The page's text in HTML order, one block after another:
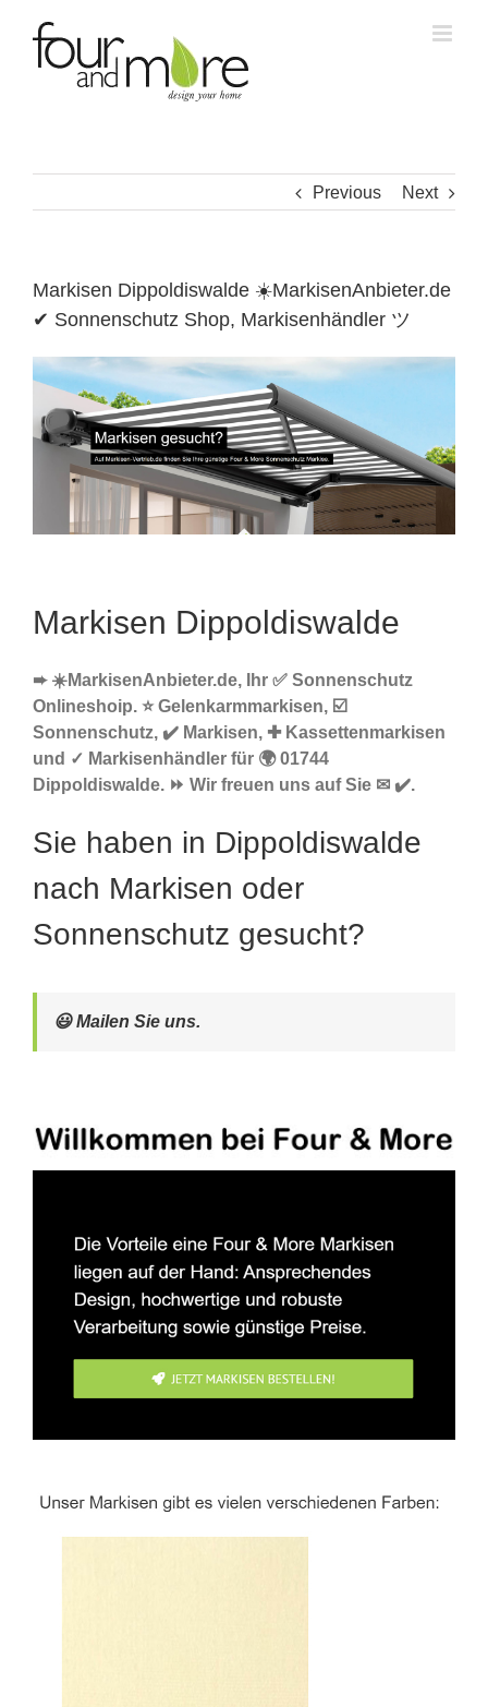
content
Previous Next
Markisen Dippoldiswalde ☀️MarkisenAnbieter.de
✔ Sonnenschutz Shop, Markisenhändler ツ
Markisen Dippoldiswalde
➨ ☀️MarkisenAnbieter.de, Ihr ✅ Sonnenschutz
Onlineshoip. ⭐ Gelenkarmmarkisen, ☑️
Sonnenschutz, ✔️ Markisen, ✚ Kassettenmarkisen
und ✓ Markisenhändler für 🌍 01744
Dippoldiswalde. ⏩ Wir freuen uns auf Sie ✉ ✔️.
Sie haben in Dippoldiswalde
nach Markisen oder
Sonnenschutz gesucht?
😃 Mailen Sie uns.